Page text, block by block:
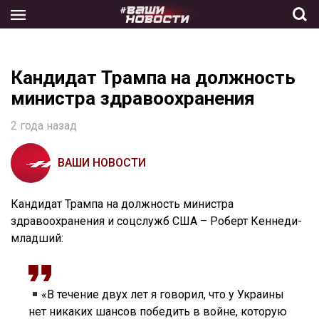
the
Кандидат Трампа на должность
министра здравоохранения
2 года назад
ВАШИ НОВОСТИ
Кандидат Трампа на должность министра
здравоохранения и соцслужб США – Роберт Кеннеди-
младший:
«В течение двух лет я говорил, что у Украины
нет никаких шансов победить в войне, которую